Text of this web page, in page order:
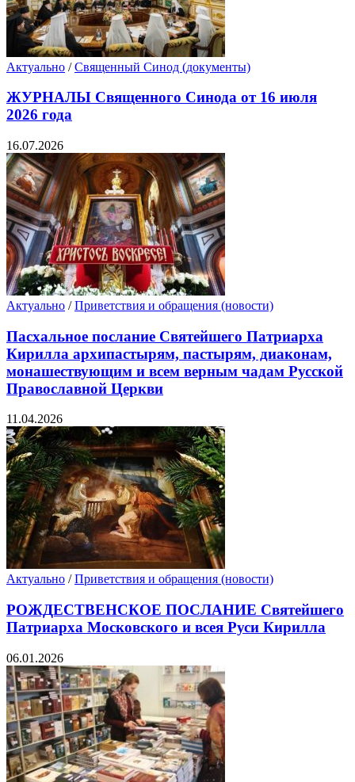
Актуально /Священный Синод (документы)
ЖУРНАЛЫ Священного Синода от 16 июля
2026 года
16.07.2026
Актуально /Приветствия и обращения (новости)
Пасхальное послание Святейшего Патриарха
Кирилла архипастырям, пастырям, диаконам,
монашествующим и всем верным чадам Русской
Православной Церкви
11.04.2026
Актуально /Приветствия и обращения (новости)
РОЖДЕСТВЕНСКОЕ ПОСЛАНИЕ Святейшего
Патриарха Московского и всея Руси Кирилла
06.01.2026